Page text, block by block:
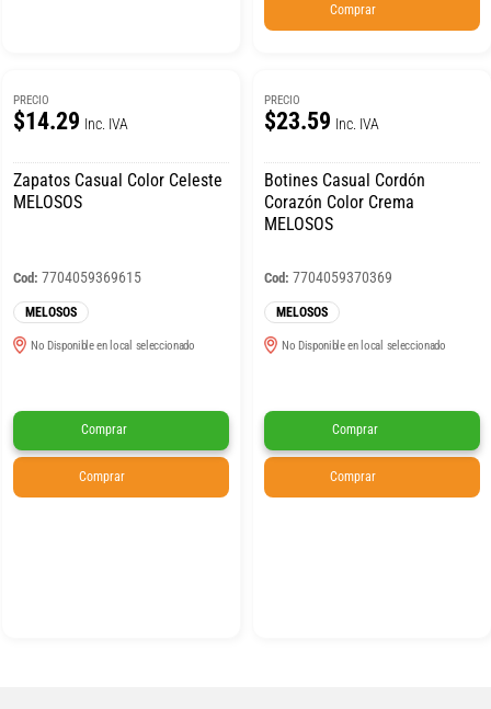
Comprar
PRECIO
$14.29 Inc. IVA
Zapatos Casual Color Celeste
MELOSOS
Cod: 7704059369615
MELOSOS
No Disponible en local seleccionado
Comprar
Comprar
PRECIO
$23.59 Inc. IVA
Botines Casual Cordón
Corazón Color Crema
MELOSOS
Cod: 7704059370369
MELOSOS
No Disponible en local seleccionado
Comprar
Comprar